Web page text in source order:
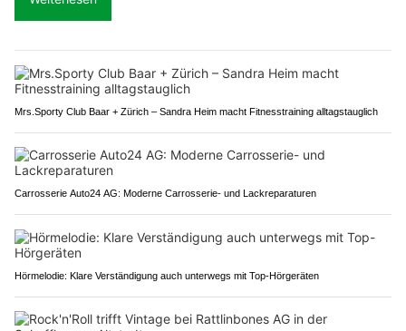
Mrs.Sporty Club Baar + Zürich – Sandra Heim macht Fitnesstraining alltagstauglich
Carrosserie Auto24 AG: Moderne Carrosserie- und Lackreparaturen
Hörmelodie: Klare Verständigung auch unterwegs mit Top-Hörgeräten